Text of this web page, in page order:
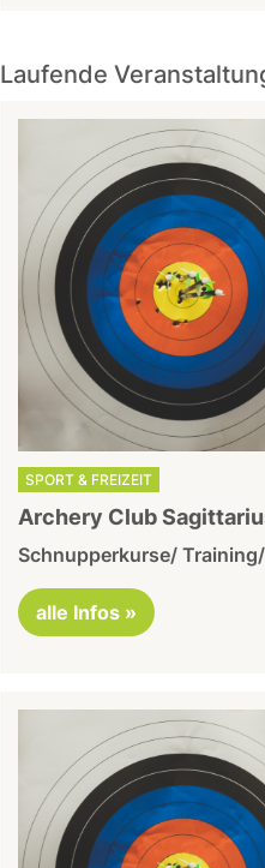
Laufende
SPORT & FREIZEIT
Archery Club
Schnupperkurse/
alle Infos »